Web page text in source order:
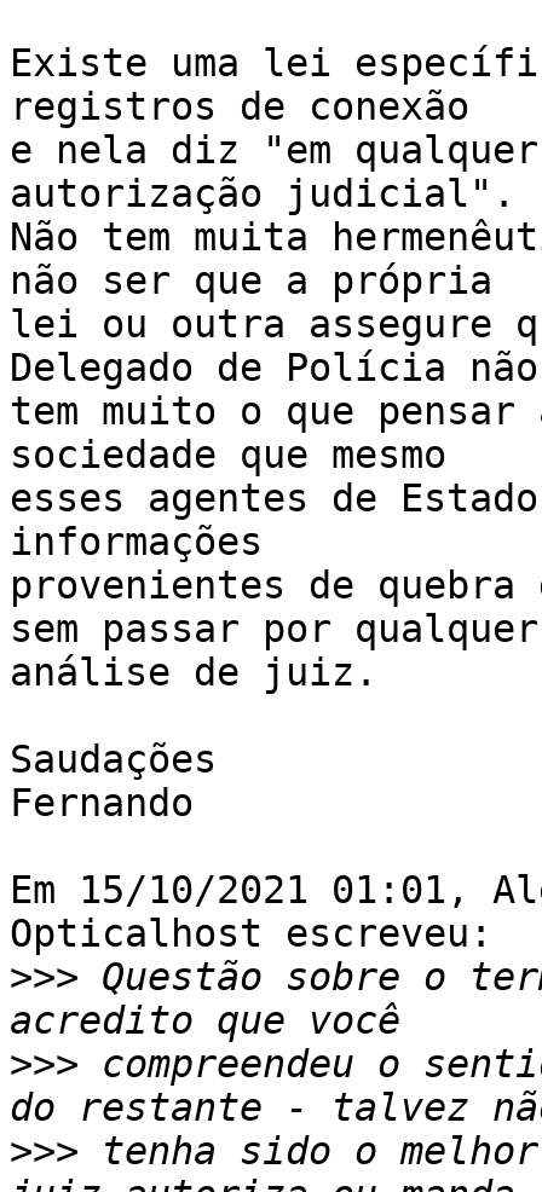
Existe uma lei
registros de conexão
e nela diz "em
autorização judicial".
Não tem muita
não ser que a própria
lei ou outra assegure
Delegado de Polícia
tem muito o que
sociedade que mesmo
esses agentes de
informações
provenientes de
sem passar por
análise de juiz.
Saudações
Fernando
Em 15/10/2021 01:01,
Opticalhost escreveu:
>>> Questão sobre o
>>> compreendeu o
>>> tenha sido o melhor